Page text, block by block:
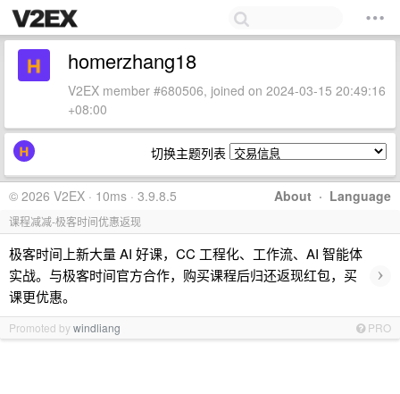
homerzhang18
V2EX member #680506, joined on 2024-03-15 20:49:16
+08:00
切换主题列表
About · Language
© 2026 V2EX · 10ms · 3.9.8.5
课程减减-极客时间优惠返现
极客时间上新大量 AI 好课，CC 工程化、工作流、AI 智能体
实战。与极客时间官方合作，购买课程后归还返现红包，买
课更优惠。
›
Promoted bywindliang PRO